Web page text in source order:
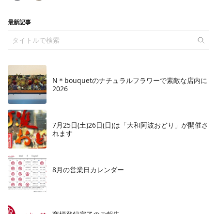
最新記事
N＊bouquetのナチュラルフラワーで素敵な店内に
2026
7月25日(土)26日(日)は「大和阿波おどり」が開催さ
れます
8月の営業日カレンダー